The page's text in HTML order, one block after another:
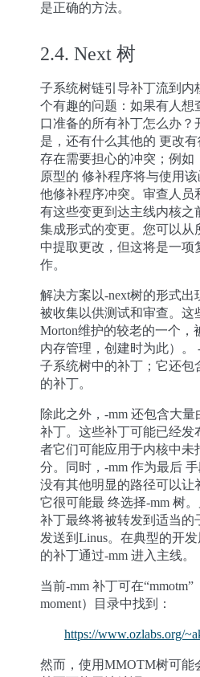
是正确的方法。
2.4. Next 树
子系统树链引导补丁流到内
个有趣的问题：如果有人想
口准备的所有补丁怎么办？
是，还有什么其他的 更改
存在需要担心的冲突；例如
原型的 修补程序将与使用
他修补程序冲突。审查人员
有这些变更到达主线内核之
集成形式的变更。您可以从
中提取更改，但这将是一项
作。
解决方案以-next树的形式
被收集以供测试和审查。这
Morton维护的较老的一个，
内存管理，创建时为此）。
子系统树中的补丁；它还包
的补丁。
除此之外，-mm 还包含大
补丁。这些补丁可能已经发
者它们可能应用于内核中未
分。同时，-mm 作为最后
没有其他明显的路径可以让
它很可能最 终选择-mm 树
补丁最终将被转发到适当的
发送到Linus。在典型的开
的补丁通过-mm 进入主线。
当前-mm 补丁可在“mmotm”
moment）目录中找到：
https://www.ozlabs.org/
然而，使用MMOTM树可能